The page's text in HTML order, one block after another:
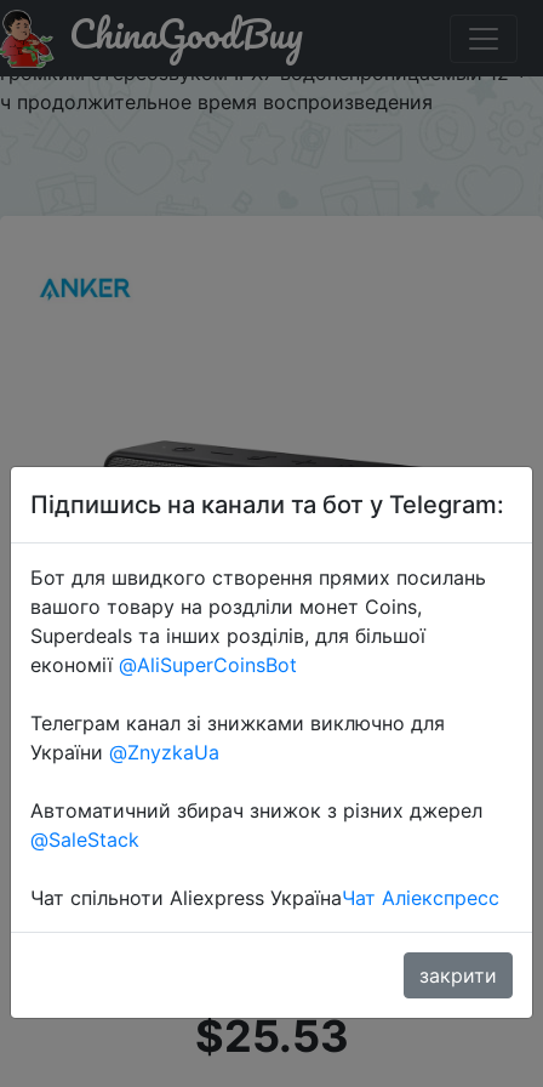
Купити по знижці ANKERLIVUSD5 Anker Soundcore
Motion B портативный Bluetooth динамик с 12 Вт
громким стереозвуком IPX7 водонепроницаемый 12 +
ч продолжительное время воспроизведения
ChinaGoodBuy
2020-07-14
Anker Soundcore Motion B
портативный Bluetooth динамик с
12 Вт громким стереозвуком IPX7
продолжительное время
$25.53
Підпишись на канали та бот у Telegram:
Бот для швидкого створення прямих посилань
вашого товару на роздліли монет Coins,
Superdeals та інших розділів, для більшої
економії @AliSuperCoinsBot
Телеграм канал зі знижками виключно для
України @ZnyzkaUa
Автоматичний збирач знижок з різних джерел
@SaleStack
Чат спільноти Aliexpress УкраїнаЧат Аліекспресс
закрити